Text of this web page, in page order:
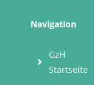
Navigation
GzH
Startseite